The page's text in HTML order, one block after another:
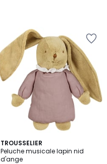
TROUSSELIER
Peluche musicale lapin nid
d'ange